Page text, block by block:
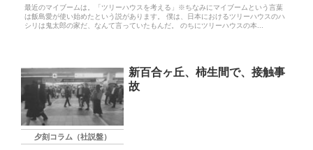
最近のマイブームは。「ツリーハウスを考える」※ちなみにマイブームという言葉
は飯島愛が使い始めたという説があります。 僕は、日本におけるツリーハウスのハ
シリは鬼太郎の家だ、なんて言っていたもんだ。 のちにツリーハウスの本...
夕刻コラム（社説盤）
新百合ヶ丘、柿生間で、接触事
故